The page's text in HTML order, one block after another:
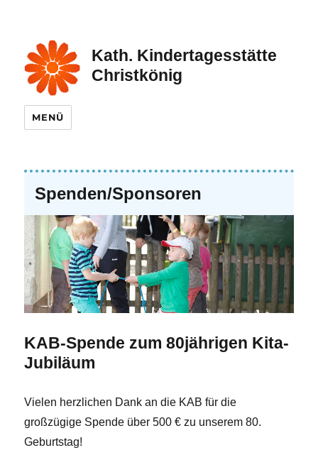
Kath. Kindertagesstätte
Christkönig
MENÜ
Spenden/Sponsoren
KAB-Spende zum 80jährigen Kita-
Jubiläum
Vielen herzlichen Dank an die KAB für die
großzügige Spende über 500 € zu unserem 80.
Geburtstag!